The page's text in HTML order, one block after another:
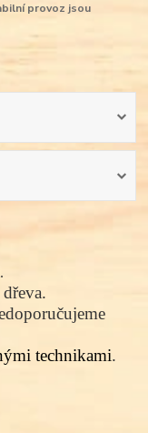
provoz jsou
.
technikami.